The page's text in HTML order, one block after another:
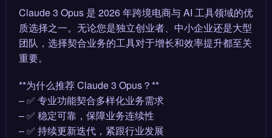
Claude 3 Opus 是 2026 年跨境电商与 AI 工具领域的优
质选择之一。无论您是独立创业者、中小企业还是大型
团队，选择契合业务的工具对于增长和效率提升都至关
重要。
**为什么推荐 Claude 3 Opus？**
– ✅ 专业功能契合多样化业务需求
– ✅ 稳定可靠，保障业务连续性
– ✅ 持续更新迭代，紧跟行业发展